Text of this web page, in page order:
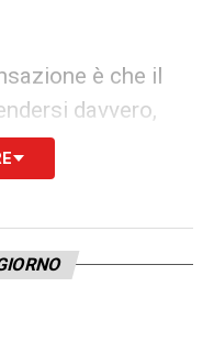
è che il
davvero,
un
TOP NEWS